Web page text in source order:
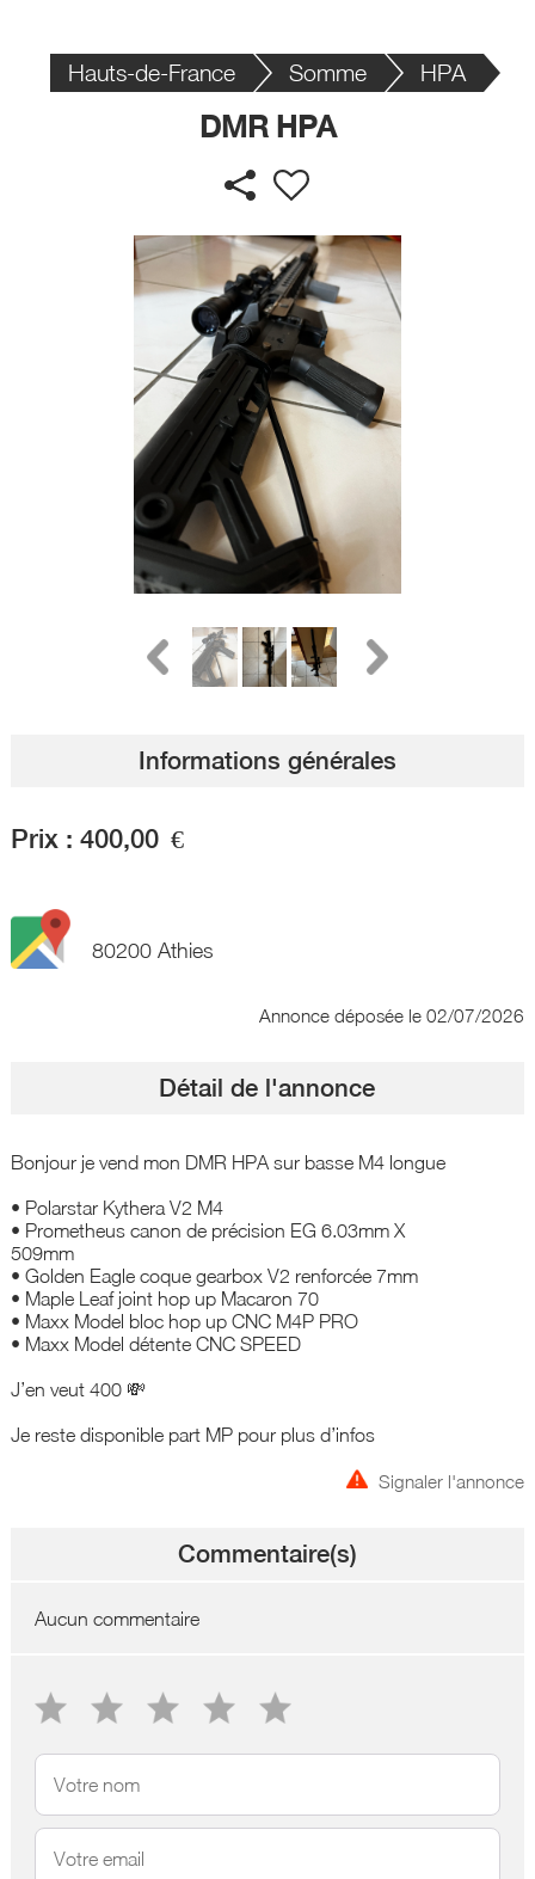
Hauts-de-France Somme HPA
DMR HPA
Informations générales
Prix : 400,00 €
80200 Athies
Annonce déposée le 02/07/2026
Détail de l'annonce
Bonjour je vend mon DMR HPA sur basse M4 longue
• Polarstar Kythera V2 M4
• Prometheus canon de précision EG 6.03mm X
509mm
• Golden Eagle coque gearbox V2 renforcée 7mm
• Maple Leaf joint hop up Macaron 70
• Maxx Model bloc hop up CNC M4P PRO
• Maxx Model détente CNC SPEED
J’en veut 400 💸
Je reste disponible part MP pour plus d’infos
Signaler l'annonce
Commentaire(s)
Aucun commentaire